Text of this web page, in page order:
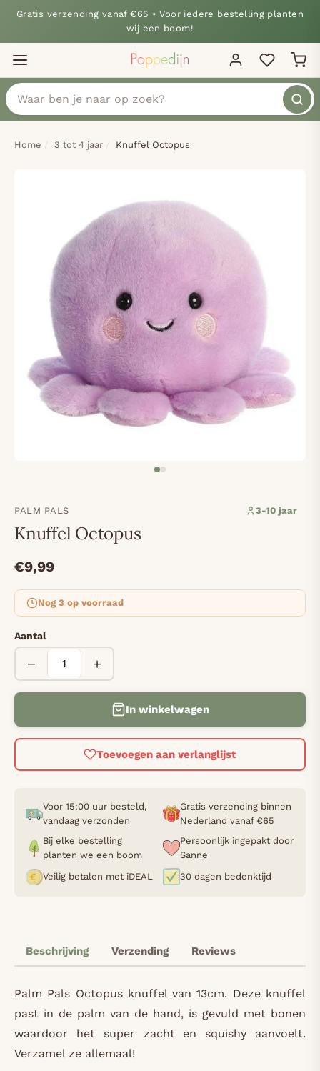
Gratis verzending vanaf €65 • Voor iedere bestelling planten
wij een boom!
Home 3 tot 4 jaar Knuffel Octopus
PALM PALS 3-10 jaar
Knuffel Octopus
€9,99
Nog 3 op voorraad
Aantal
− +
In winkelwagen
Toevoegen aan verlanglijst
Voor 15:00 uur besteld,
vandaag verzonden
Gratis verzending binnen
Nederland vanaf €65
Bij elke bestelling
planten we een boom
Persoonlijk ingepakt door
Sanne
Veilig betalen met iDEAL
30 dagen bedenktijd
Beschrijving Verzending Reviews
Palm Pals Octopus knuffel van 13cm. Deze knuffel
past in de palm van de hand, is gevuld met bonen
waardoor het super zacht en squishy aanvoelt.
Verzamel ze allemaal!